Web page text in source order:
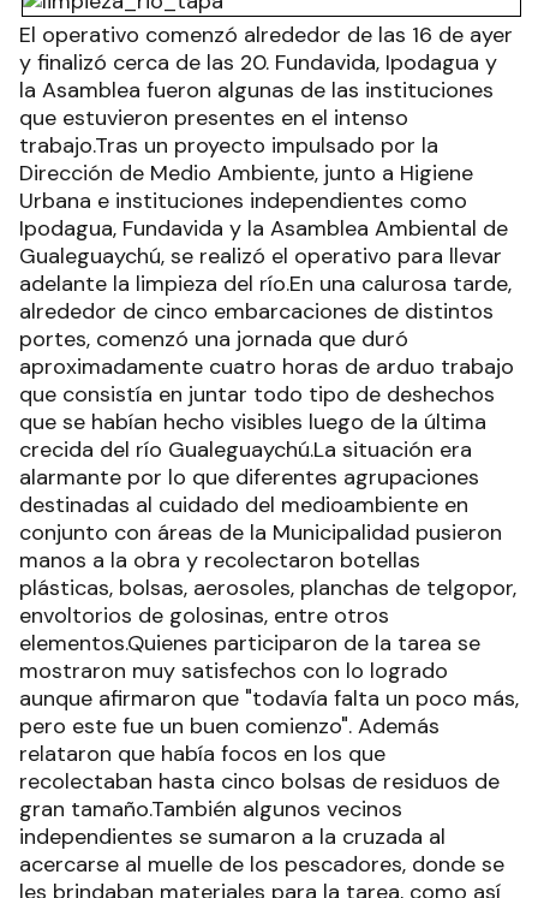
El operativo comenzó alrededor de las 16 de ayer
y finalizó cerca de las 20. Fundavida, Ipodagua y
la Asamblea fueron algunas de las instituciones
que estuvieron presentes en el intenso
trabajo.Tras un proyecto impulsado por la
Dirección de Medio Ambiente, junto a Higiene
Urbana e instituciones independientes como
Ipodagua, Fundavida y la Asamblea Ambiental de
Gualeguaychú, se realizó el operativo para llevar
adelante la limpieza del río.En una calurosa tarde,
alrededor de cinco embarcaciones de distintos
portes, comenzó una jornada que duró
aproximadamente cuatro horas de arduo trabajo
que consistía en juntar todo tipo de deshechos
que se habían hecho visibles luego de la última
crecida del río Gualeguaychú.La situación era
alarmante por lo que diferentes agrupaciones
destinadas al cuidado del medioambiente en
conjunto con áreas de la Municipalidad pusieron
manos a la obra y recolectaron botellas
plásticas, bolsas, aerosoles, planchas de telgopor,
envoltorios de golosinas, entre otros
elementos.Quienes participaron de la tarea se
mostraron muy satisfechos con lo logrado
aunque afirmaron que "todavía falta un poco más,
pero este fue un buen comienzo". Además
relataron que había focos en los que
recolectaban hasta cinco bolsas de residuos de
gran tamaño.También algunos vecinos
independientes se sumaron a la cruzada al
acercarse al muelle de los pescadores, donde se
les brindaban materiales para la tarea, como así